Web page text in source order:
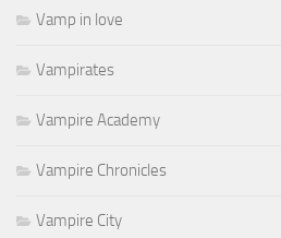
Vamp in love
Vampirates
Vampire Academy
Vampire Chronicles
Vampire City